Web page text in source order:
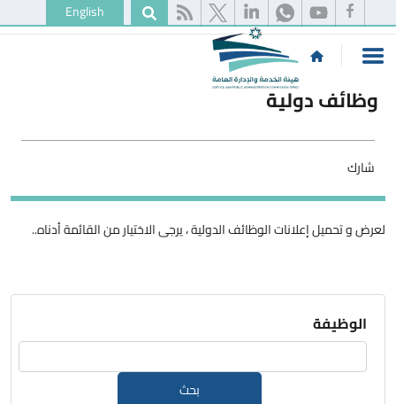
English
وظائف دولية
شارك
لعرض و تحميل إعلانات الوظائف الدولية ، يرجى الاختيار من القائمة أدناه..
الوظيفة
بحث